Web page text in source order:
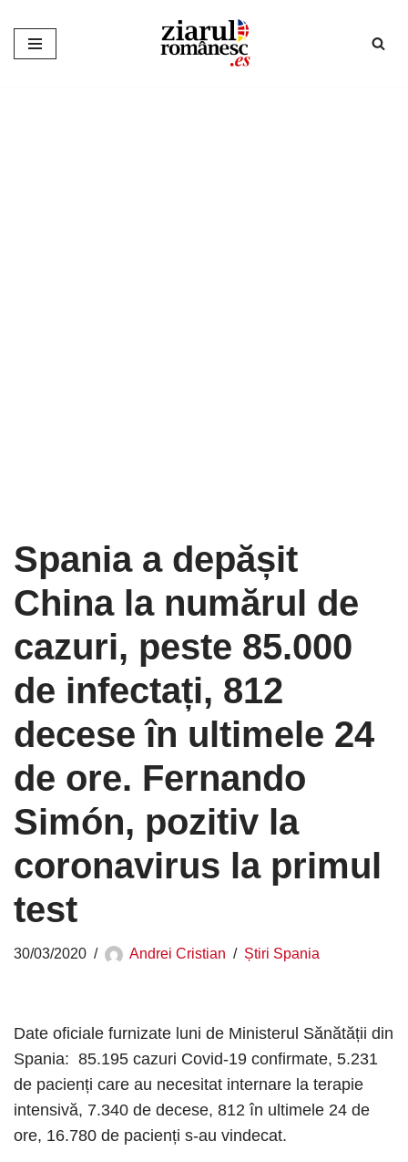
Sari
Spania a depășit
China la numărul de
cazuri, peste 85.000
de infectați, 812
decese în ultimele 24
de ore. Fernando
Simón, pozitiv la
coronavirus la primul
test
30/03/2020 Andrei Cristian Știri Spania
Date oficiale furnizate luni de Ministerul Sănătății din
Spania: 85.195 cazuri Covid-19 confirmate, 5.231
de pacienți care au necesitat internare la terapie
intensivă, 7.340 de decese, 812 în ultimele 24 de
ore, 16.780 de pacienți s-au vindecat.